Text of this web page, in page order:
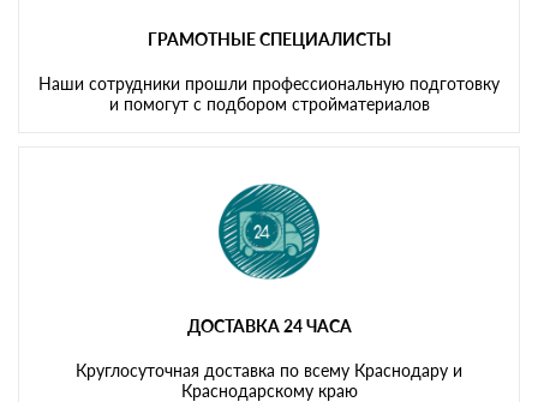
ГРАМОТНЫЕ СПЕЦИАЛИСТЫ
Наши сотрудники прошли профессиональную подготовку
и помогут с подбором стройматериалов
ДОСТАВКА 24 ЧАСА
Круглосуточная доставка по всему Краснодару и
Краснодарскому краю